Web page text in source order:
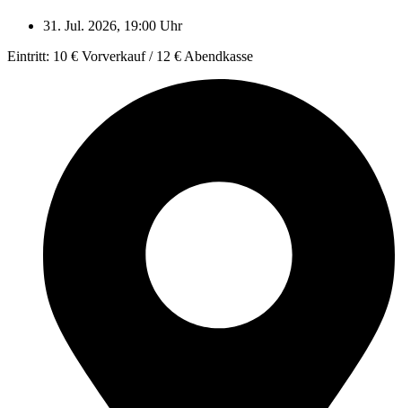
31. Jul. 2026, 19:00 Uhr
Eintritt: 10 € Vorverkauf / 12 € Abendkasse